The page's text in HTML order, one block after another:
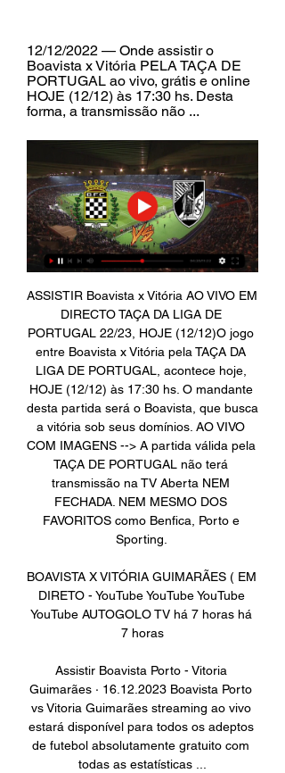
12/12/2022 — Onde assistir o
Boavista x Vitória PELA TAÇA DE
PORTUGAL ao vivo, grátis e online
HOJE (12/12) às 17:30 hs. Desta
forma, a transmissão não ...
ASSISTIR Boavista x Vitória AO VIVO EM
DIRECTO TAÇA DA LIGA DE
PORTUGAL 22/23, HOJE (12/12)O jogo
entre Boavista x Vitória pela TAÇA DA
LIGA DE PORTUGAL, acontece hoje,
HOJE (12/12) às 17:30 hs. O mandante
desta partida será o Boavista, que busca
a vitória sob seus domínios. AO VIVO
COM IMAGENS --> A partida válida pela
TAÇA DE PORTUGAL não terá
transmissão na TV Aberta NEM
FECHADA. NEM MESMO DOS
FAVORITOS como Benfica, Porto e
Sporting.
BOAVISTA X VITÓRIA GUIMARÃES ( EM
DIRETO - YouTube YouTube YouTube
YouTube AUTOGOLO TV há 7 horas há
7 horas
Assistir Boavista Porto - Vitoria
Guimarães · 16.12.2023 Boavista Porto
vs Vitoria Guimarães streaming ao vivo
estará disponível para todos os adeptos
de futebol absolutamente gratuito com
todas as estatísticas ...